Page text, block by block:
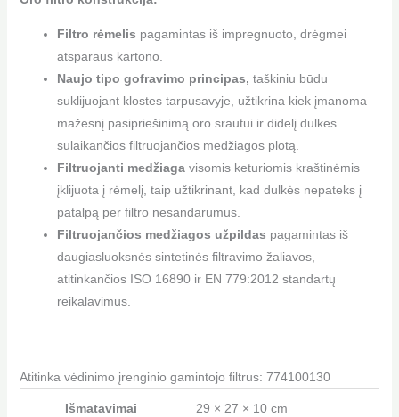
Filtro rėmelis pagamintas iš impregnuoto, drėgmei
atsparaus kartono.
Naujo tipo gofravimo principas, taškiniu būdu
suklijuojant klostes tarpusavyje, užtikrina kiek įmanoma
mažesnį pasipriešinimą oro srautui ir didelį dulkes
sulaikančios filtruojančios medžiagos plotą.
Filtruojanti medžiagavisomis keturiomis kraštinėmis
įklijuota į rėmelį, taip užtikrinant, kad dulkės nepateks į
patalpą per filtro nesandarumus.
Filtruojančios medžiagos užpildas pagamintas iš
daugiasluoksnės sintetinės filtravimo žaliavos,
atitinkančios ISO 16890 ir EN 779:2012 standartų
reikalavimus.
Atitinka vėdinimo įrenginio gamintojo filtrus: 774100130
Išmatavimai 29 × 27 × 10 cm